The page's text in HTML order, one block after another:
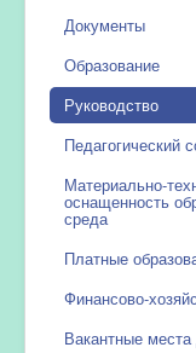
Документы
Образование
Руководство
Педагогический
Материально-
оснащенность
среда
Платные
Финансово-
Вакантные